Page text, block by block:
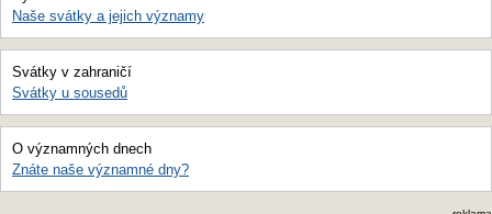
Naše svátky a jejich významy
Svátky v zahraničí
Svátky u sousedů
O významných dnech
Znáte naše významné dny?